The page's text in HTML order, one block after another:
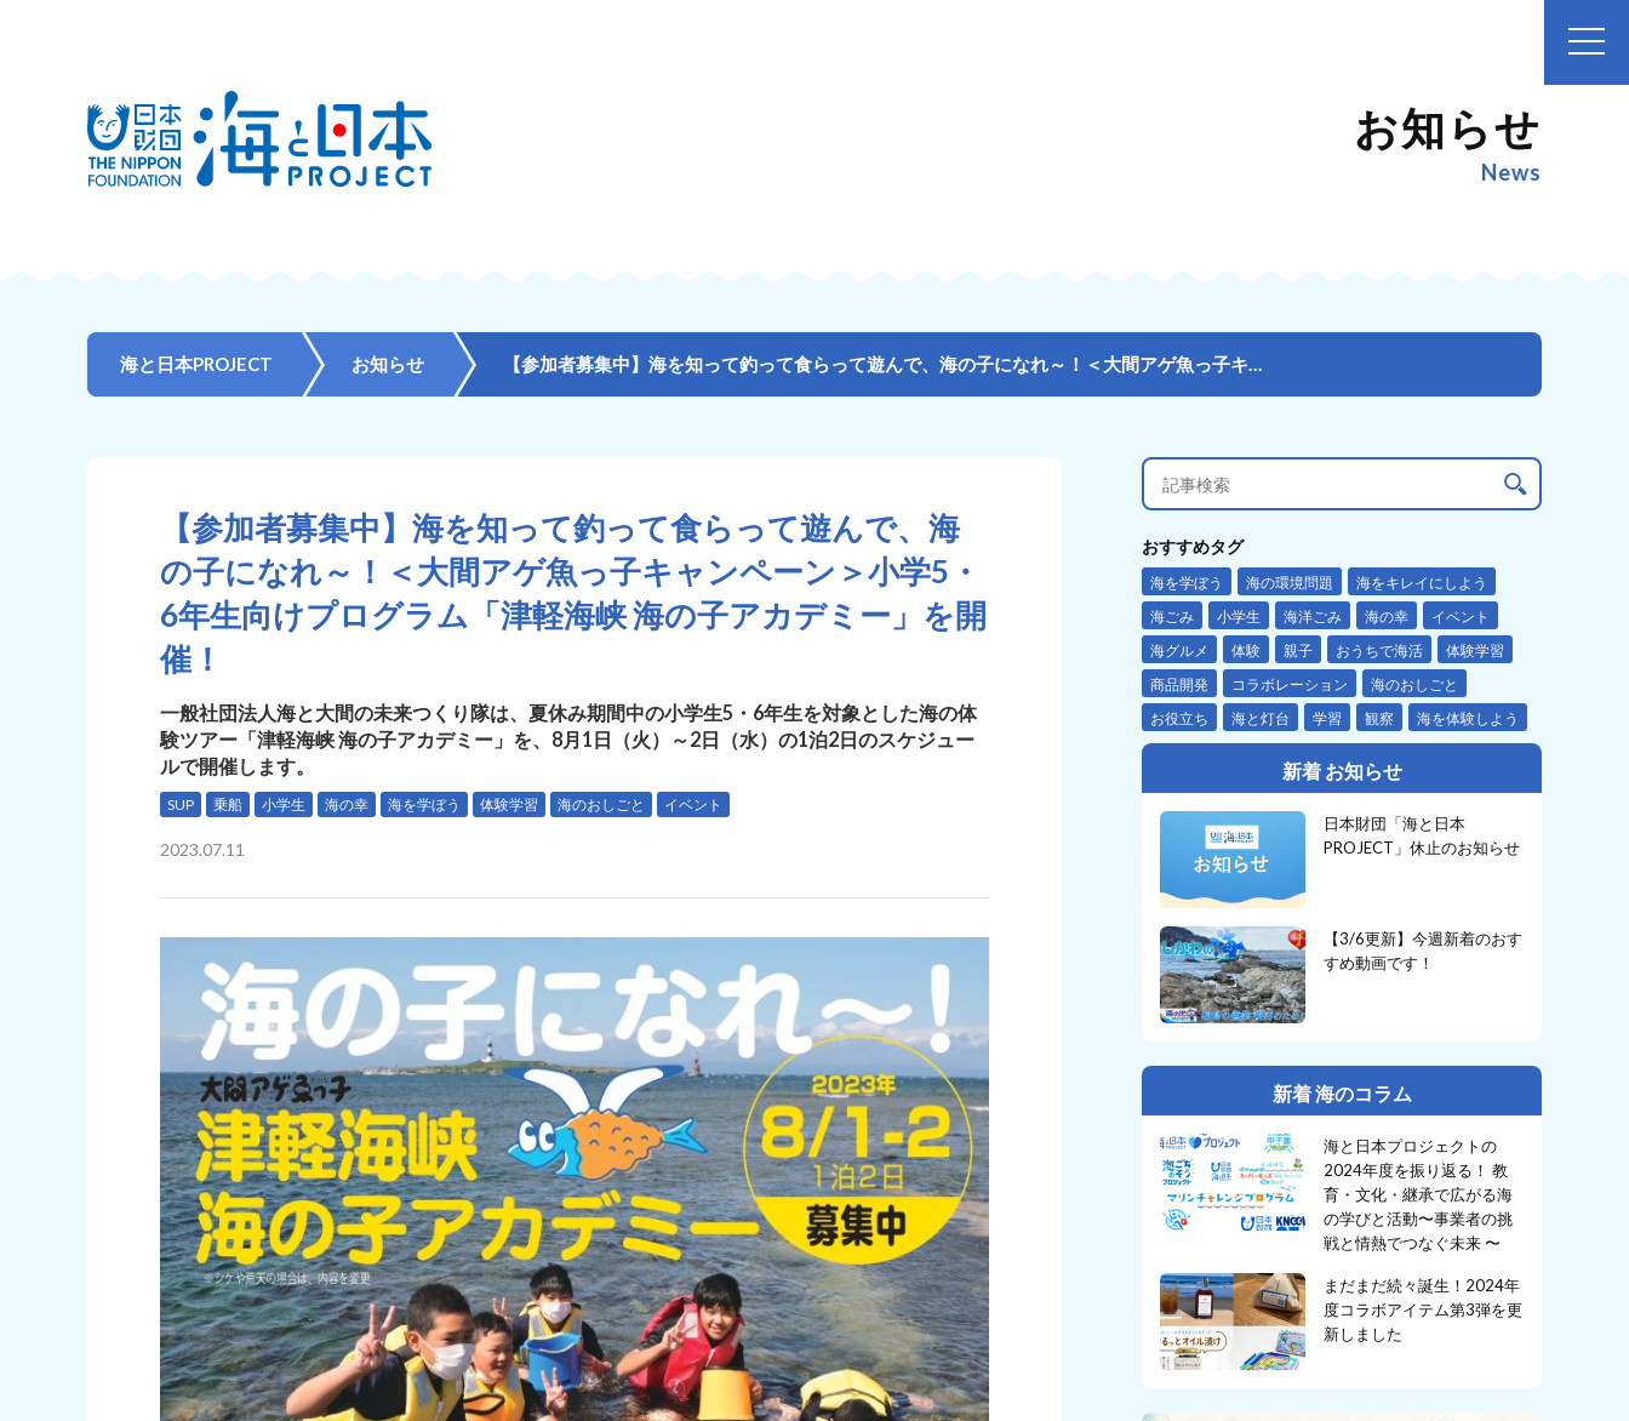
お知らせ
News
海と日本PROJECT お知らせ 【参加者募集中】海を知って釣って食らって遊んで、海の子になれ～！＜大間アゲ魚っ子キャンペーン＞小学5...
【参加者募集中】海を知って釣って食らって遊んで、海
の子になれ～！＜大間アゲ魚っ子キャンペーン＞小学5・
6年生向けプログラム「津軽海峡 海の子アカデミー」を開
催！
一般社団法人海と大間の未来つくり隊は、夏休み期間中の小学生5・6年生を対象とした海の体
験ツアー「津軽海峡 海の子アカデミー」を、8月1日（火）～2日（水）の1泊2日のスケジュー
ルで開催します。
SUP 乗船 小学生 海の幸 海を学ぼう 体験学習 海のおしごと イベント
2023.07.11
おすすめタグ
海を学ぼう 海の環境問題
海をキレイにしよう
海ごみ
小学生 海洋ごみ 海の幸
イベント
海グルメ
体験 親子 おうちで海活
体験学習
商品開発
コラボレーション
海のおしごと
お役立ち
海と灯台 学習 観察 海を体験しよう
新着 お知らせ
日本財団「海と日本
PROJECT」休止のお知らせ
【3/6更新】今週新着のおす
すめ動画です！
新着 海のコラム
海と日本プロジェクトの
2024年度を振り返る！ 教
育・文化・継承で広がる海
の学びと活動〜事業者の挑
戦と情熱でつなぐ未来 〜
まだまだ続々誕生！2024年
度コラボアイテム第3弾を更
新しました